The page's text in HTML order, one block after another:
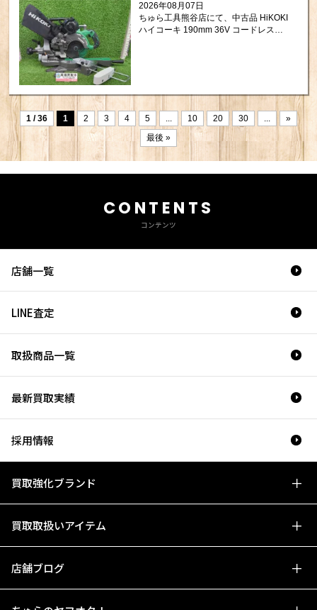
2026年08月07日
ちゅら工具熊谷店にて、中古品 HiKOKI
ハイコーキ 190mm 36V コードレス卓
1 / 36 1 2 3 4 5 10 20 30
»
最後 »
CONTENTS
コンテンツ
店舗一覧
LINE査定
取扱商品一覧
最新買取実績
採用情報
買取強化ブランド
買取取扱いアイテム
店舗ブログ